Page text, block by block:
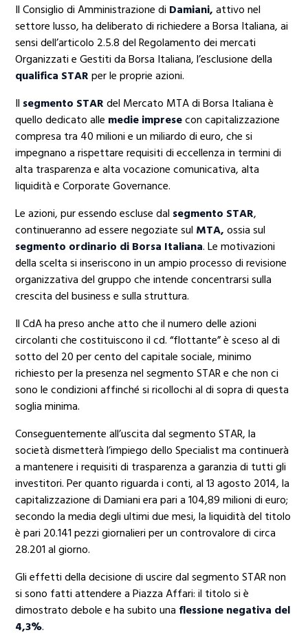
Il Consiglio di Amministrazione di Damiani,attivo nel
settore lusso, ha deliberato di richiedere a Borsa Italiana, ai
sensi dell’articolo 2.5.8 del Regolamento dei mercati
Organizzati e Gestiti da Borsa Italiana, l’esclusione della
qualifica STARper le proprie azioni.
Il segmento STARdel Mercato MTA di Borsa Italiana è
quello dedicato alle medie impresecon capitalizzazione
compresa tra 40 milioni e un miliardo di euro, che si
impegnano a rispettare requisiti di eccellenza in termini di
alta trasparenza e alta vocazione comunicativa, alta
liquidità e Corporate Governance.
Le azioni, pur essendo escluse dal segmento STAR,
continueranno ad essere negoziate sul MTA,ossia sul
segmento ordinario di Borsa Italiana. Le motivazioni
della scelta si inseriscono in un ampio processo di revisione
organizzativa del gruppo che intende concentrarsi sulla
crescita del business e sulla struttura.
Il CdA ha preso anche atto che il numero delle azioni
circolanti che costituiscono il cd. “flottante” è sceso al di
sotto del 20 per cento del capitale sociale, minimo
richiesto per la presenza nel segmento STAR e che non ci
sono le condizioni affinché si ricollochi al di sopra di questa
soglia minima.
Conseguentemente all’uscita dal segmento STAR, la
società dismetterà l’impiego dello Specialist ma continuerà
a mantenere i requisiti di trasparenza a garanzia di tutti gli
investitori. Per quanto riguarda i conti, al 13 agosto 2014, la
capitalizzazione di Damiani era pari a 104,89 milioni di euro;
secondo la media degli ultimi due mesi, la liquidità del titolo
è pari 20.141 pezzi giornalieri per un controvalore di circa
28.201 al giorno.
Gli effetti della decisione di uscire dal segmento STAR non
si sono fatti attendere a Piazza Affari: il titolo si è
dimostrato debole e ha subito una flessione negativa del
4,3%.